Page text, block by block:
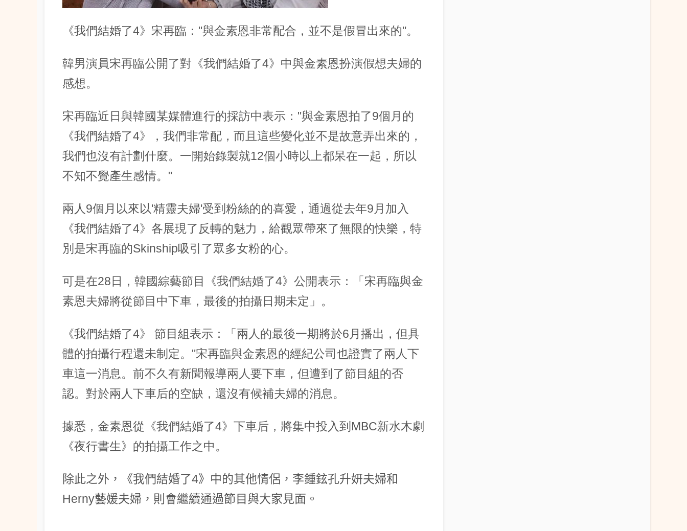
《我們結婚了4》宋再臨："與金素恩非常配合，並不是假冒出來的"。
韓男演員宋再臨公開了對《我們結婚了4》中與金素恩扮演假想夫婦的
感想。
宋再臨近日與韓國某媒體進行的採訪中表示："與金素恩拍了9個月的
《我們結婚了4》，我們非常配，而且這些變化並不是故意弄出來的，
我們也沒有計劃什麼。一開始錄製就12個小時以上都呆在一起，所以
不知不覺產生感情。"
兩人9個月以來以'精靈夫婦'受到粉絲的的喜愛，通過從去年9月加入
《我們結婚了4》各展現了反轉的魅力，給觀眾帶來了無限的快樂，特
別是宋再臨的Skinship吸引了眾多女粉的心。
可是在28日，韓國綜藝節目《我們結婚了4》公開表示：「宋再臨與金
素恩夫婦將從節目中下車，最後的拍攝日期未定」。
《我們結婚了4》 節目組表示：「兩人的最後一期將於6月播出，但具
體的拍攝行程還未制定。"宋再臨與金素恩的經紀公司也證實了兩人下
車這一消息。前不久有新聞報導兩人要下車，但遭到了節目組的否
認。對於兩人下車后的空缺，還沒有候補夫婦的消息。
據悉，金素恩從《我們結婚了4》下車后，將集中投入到MBC新水木劇
《夜行書生》的拍攝工作之中。
除此之外，《我們結婚了4》中的其他情侶，李鍾鉉孔升妍夫婦和
Herny藝媛夫婦，則會繼續通過節目與大家見面。